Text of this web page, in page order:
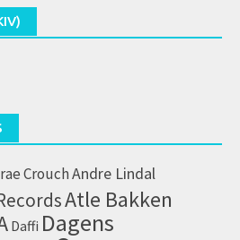
CrouchAndre Lindal
Atle Bakken
Daffi Dagens